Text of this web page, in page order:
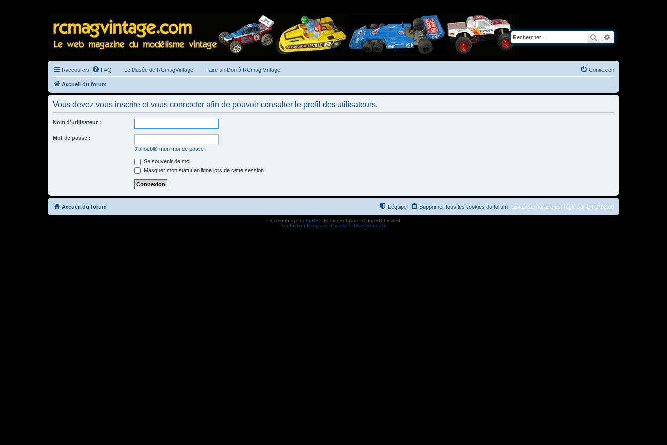
Rechercher
Raccourcis FAQ Le Musée de RCmagVintage Faire un Don à RCmag Vintage Connexion
Accueil du forum
Vous devez vous inscrire et vous connecter afin de pouvoir consulter le profil des utilisateurs.
Nom d’utilisateur :
Mot de passe :
J’ai oublié mon mot de passe
Se souvenir de moi
Masquer mon statut en ligne lors de cette session
Accueil du forum Le fuseau horaire est réglé sur UTC+02:00
Supprimer tous les cookies du forum
L’équipe
Développé par phpBB® Forum Software © phpBB Limited
Traduction française officielle © Maël Soucaze